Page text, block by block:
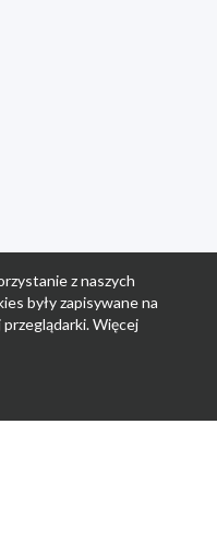
z naszych
były zapisywane na
Więcej